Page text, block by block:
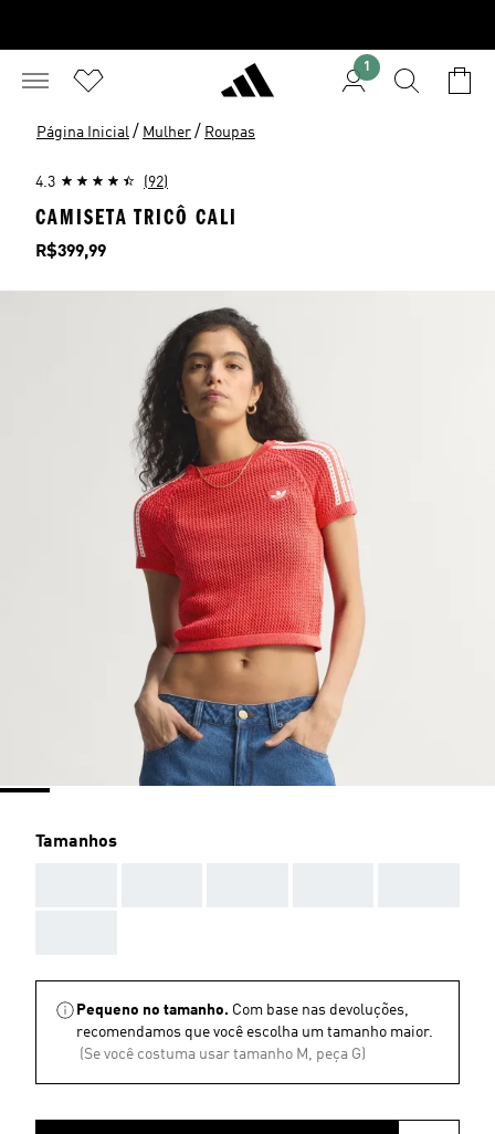
1
Página Inicial / Mulher / Roupas
4.3 (92)
CAMISETA TRICÔ CALI
Preço
R$399,99
Tamanhos
Pequeno no tamanho. Com base nas devoluções,
recomendamos que você escolha um tamanho maior.
(Se você costuma usar tamanho M, peça G)